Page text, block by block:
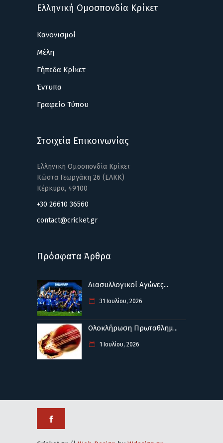
Ελληνική Ομοσπονδία Κρίκετ
Κανονισμοί
Μέλη
Γήπεδα Κρίκετ
Έντυπα
Γραφείο Τύπου
Στοιχεία Επικοινωνίας
Ελληνική Ομοσπονδία Κρίκετ
Κώστα Γεωργάκη 26 (ΕΑΚΚ)
Κέρκυρα, 49100
+30 26610 36560
contact@cricket.gr
Πρόσφατα Άρθρα
Διασυλλογικοί Αγώνες...
31 Ιουλίου, 2026
Ολοκλήρωση Πρωταθλημ...
1 Ιουλίου, 2026